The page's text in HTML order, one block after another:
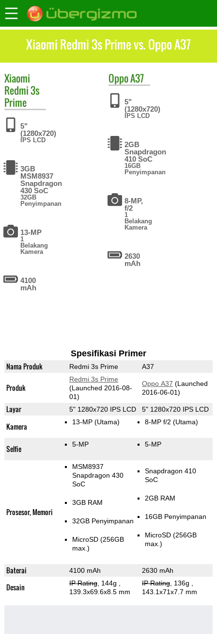
Xiaomi Redmi 3s Prime vs. Oppo A37
Xiaomi
Redmi 3s
Prime
5"
(1280x720)
IPS LCD
3GB
MSM8937
Snapdragon
430 SoC
32GB
Penyimpanan
13-MP
1
Belakang
Kamera
4100
mAh
OppoA37
5"
(1280x720)
IPS LCD
2GB
Snapdragon
410 SoC
16GB
Penyimpanan
8-MP,
f/2
1
Belakang
Kamera
2630
mAh
Spesifikasi Primer
Nama Produk Redmi 3s Prime A37
Produk
Redmi 3s Prime
(Launched 2016-08-
01)
Oppo A37 (Launched
2016-06-01)
Layar 5" 1280x720 IPS LCD 5" 1280x720 IPS LCD
Kamera 13-MP (Utama) 8-MP f/2 (Utama)
Selfie 5-MP 5-MP
Prosesor, Memori
MSM8937
Snapdragon 430
SoC
3GB RAM
32GB Penyimpanan
MicroSD (256GB
max.)
Snapdragon 410
SoC
2GB RAM
16GB Penyimpanan
MicroSD (256GB
max.)
Baterai 4100 mAh 2630 mAh
Desain IP Rating, 144g
139.3x69.6x8.5 mm
IP Rating, 136g
143.1x71x7.7 mm